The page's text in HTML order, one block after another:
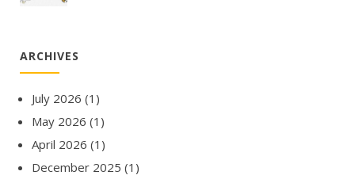
ARCHIVES
July 2026 (1)
May 2026 (1)
April 2026 (1)
December 2025 (1)